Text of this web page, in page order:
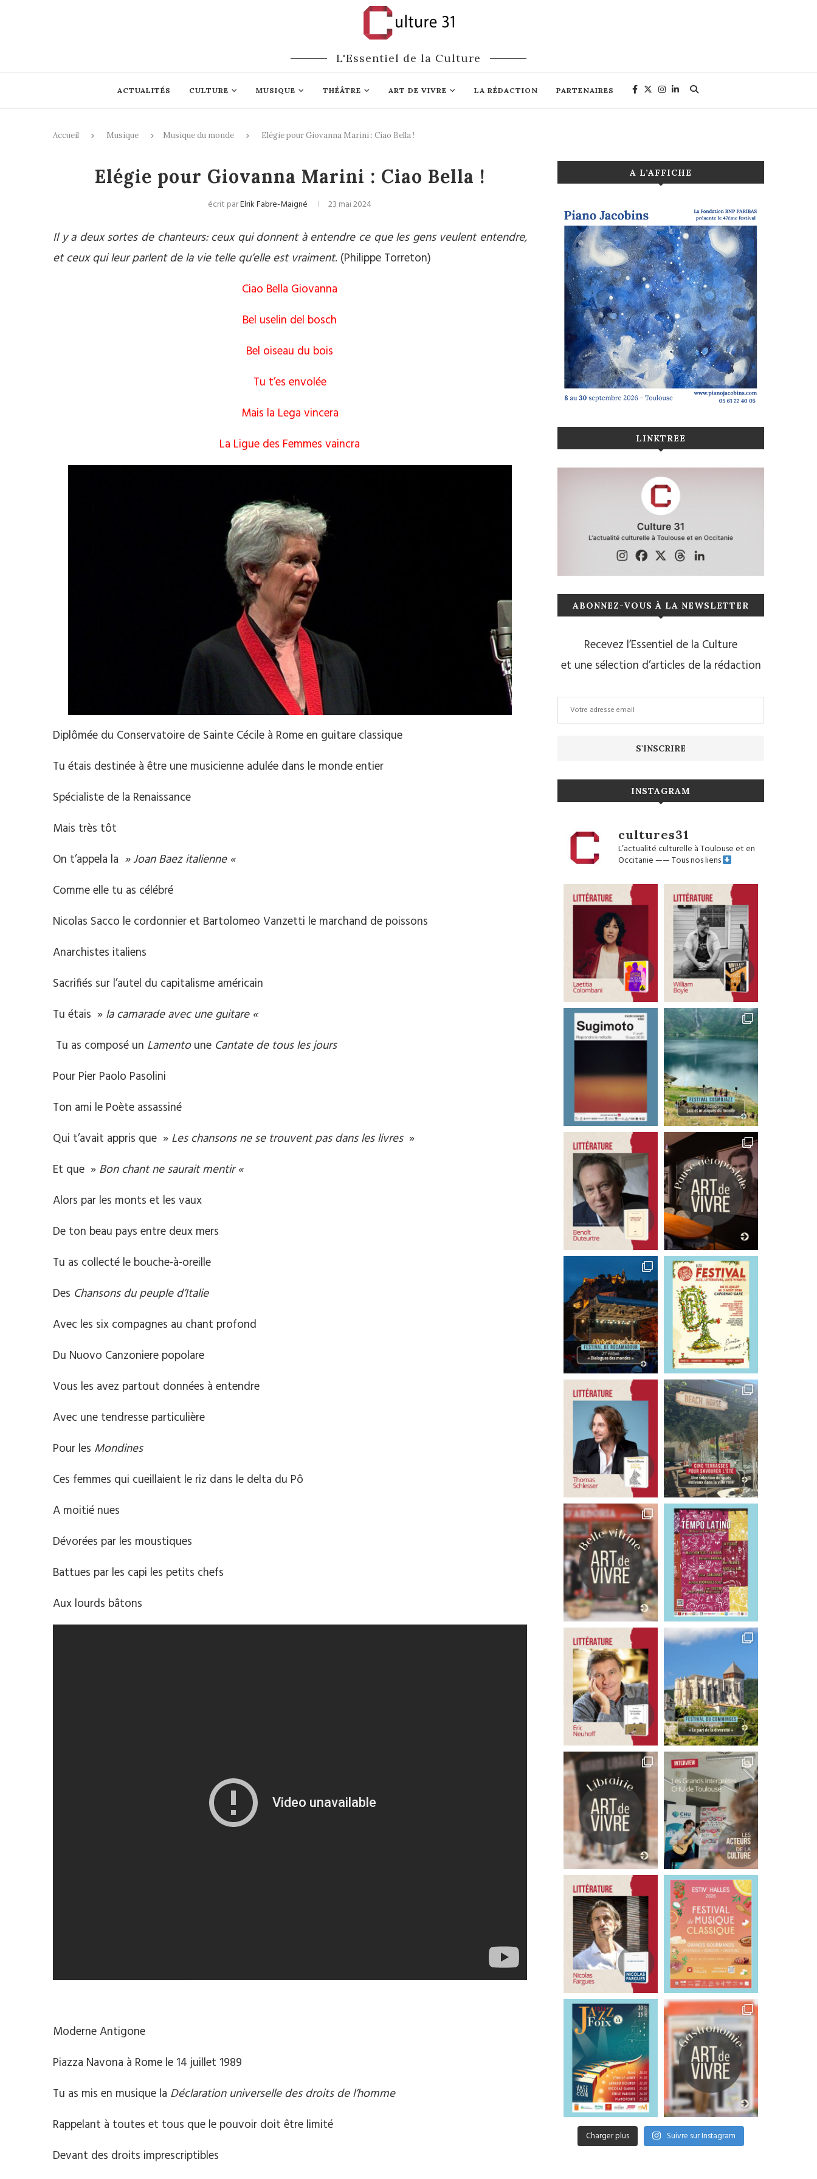
L'Essentiel de la Culture
ACTUALITÉS CULTURE MUSIQUE THÉÂTRE ART DE VIVRE LA RÉDACTION PARTENAIRES
Accueil Musique Musique du monde Elégie pour Giovanna Marini : Ciao Bella !
Elégie pour Giovanna Marini : Ciao Bella !
écrit parElrik Fabre-Maigné 23 mai 2024
Il y a deux sortes de chanteurs: ceux qui donnent à entendre ce que les gens veulent entendre,
et ceux qui leur parlent de la vie telle qu’elle est vraiment. (Philippe Torreton)
Ciao Bella Giovanna
Bel uselin del bosch
Bel oiseau du bois
Tu t’es envolée
Mais la Lega vincera
La Ligue des Femmes vaincra
Diplômée du Conservatoire de Sainte Cécile à Rome en guitare classique
Tu étais destinée à être une musicienne adulée dans le monde entier
Spécialiste de la Renaissance
Mais très tôt
On t’appela la » Joan Baez italienne «
Comme elle tu as célébré
Nicolas Sacco le cordonnier et Bartolomeo Vanzetti le marchand de poissons
Anarchistes italiens
Sacrifiés sur l’autel du capitalisme américain
Tu étais » la camarade avec une guitare «
Tu as composé un Lamentoune Cantate de tous les jours
Pour Pier Paolo Pasolini
Ton ami le Poète assassiné
Qui t’avait appris que » Les chansons ne se trouvent pas dans les livres»
Et que » Bon chant ne saurait mentir «
Alors par les monts et les vaux
De ton beau pays entre deux mers
Tu as collecté le bouche-à-oreille
Des Chansons du peuple d’Italie
Avec les six compagnes au chant profond
Du Nuovo Canzoniere popolare
Vous les avez partout données à entendre
Avec une tendresse particulière
Pour les Mondines
Ces femmes qui cueillaient le riz dans le delta du Pô
A moitié nues
Dévorées par les moustiques
Battues par les capi les petits chefs
Aux lourds bâtons
Moderne Antigone
Piazza Navona à Rome le 14 juillet 1989
Tu as mis en musique la Déclaration universelle des droits de l’homme
Rappelant à toutes et tous que le pouvoir doit être limité
Devant des droits imprescriptibles
A L’AFFICHE
LINKTREE
ABONNEZ-VOUS À LA NEWSLETTER
Recevez l’Essentiel de la Culture
et une sélection d’articles de la rédaction
INSTAGRAM
cultures31
L’actualité culturelle à Toulouse et en
Occitanie——Tous nos liens
Charger plus Suivre sur Instagram